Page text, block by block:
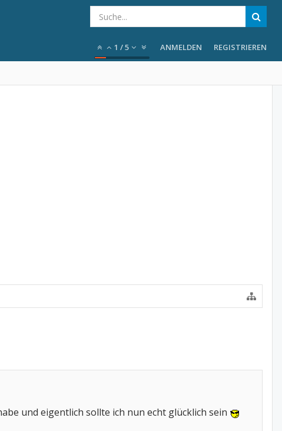
1 /5 ANMELDEN REGISTRIEREN
und eigentlich sollte ich nun echt glücklich sein